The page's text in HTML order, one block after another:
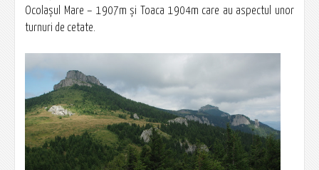
Ocolaşul Mare – 1907m şi Toaca 1904m care au aspectul unor
turnuri de cetate.